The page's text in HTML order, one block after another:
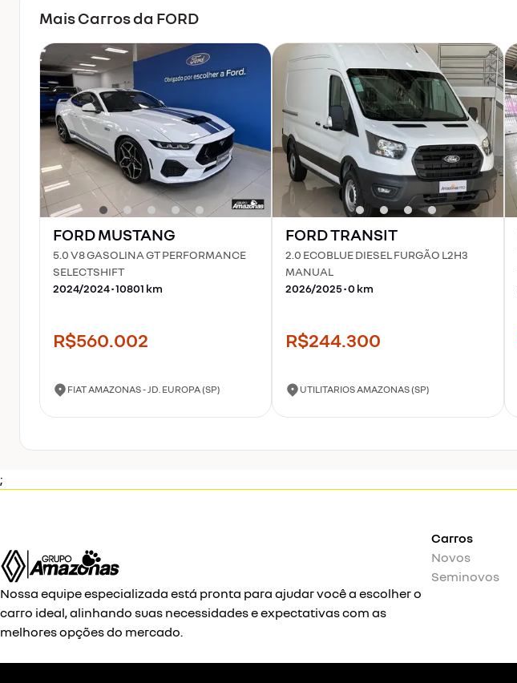
Mais Carros da FORD
FORDMUSTANG
5.0 V8 GASOLINA GT PERFORMANCE
SELECTSHIFT
2024/2024•10801 km
R$560.002
FIAT AMAZONAS - JD. EUROPA (SP)
FORDTRANSIT
2.0 ECOBLUE DIESEL FURGÃO L2H3
MANUAL
2026/2025•0km
R$244.300
UTILITARIOS AMAZONAS (SP)
;
Nossa equipe especializada está pronta para ajudar você a escolher o
carro ideal, alinhando suas necessidades e expectativas com as
melhores opções do mercado.
Carros
Novos
Seminovos